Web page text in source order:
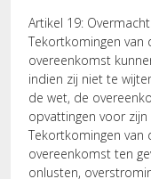
Artikel 19: Overmacht
Tekortkomingen van
overeenkomst
indien zij niet te
de wet, de
opvattingen voor
Tekortkomingen van
overeenkomst ten
onlusten,